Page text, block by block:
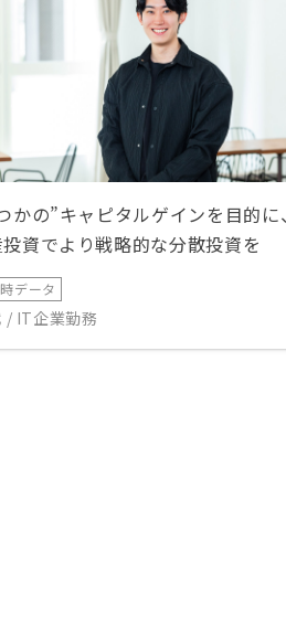
かの”キャピタルゲインを目的に
資でより戦略的な分散投資を
データ
/ IT企業勤務